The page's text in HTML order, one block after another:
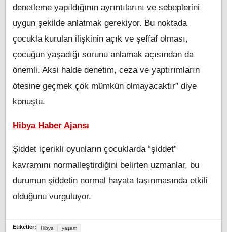
denetleme yapıldığının ayrıntılarını ve sebeplerini
uygun şekilde anlatmak gerekiyor. Bu noktada
çocukla kurulan ilişkinin açık ve şeffaf olması,
çocuğun yaşadığı sorunu anlamak açısından da
önemli. Aksi halde denetim, ceza ve yaptırımların
ötesine geçmek çok mümkün olmayacaktır” diye
konuştu.
Hibya Haber Ajansı
Şiddet içerikli oyunların çocuklarda “şiddet”
kavramını normalleştirdiğini belirten uzmanlar, bu
durumun şiddetin normal hayata taşınmasında etkili
olduğunu vurguluyor.
Etiketler: Hibya yaşam